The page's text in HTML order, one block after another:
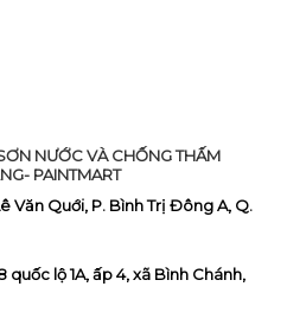
NƯỚC VÀ CHỐNG THẤM
PAINTMART
Văn Quới, P. Bình Trị Đông A, Q.
quốc lộ 1A, ấp 4, xã Bình Chánh,